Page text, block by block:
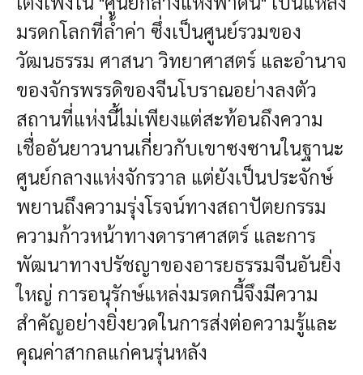
มรดกโลกที่ล้ำค่า ซึ่งเป็นศูนย์รวมของ
วัฒนธรรม ศาสนา วิทยาศาสตร์ และอำนาจ
ของจักรพรรดิของจีนโบราณอย่างลงตัว
สถานที่แห่งนี้ไม่เพียงแต่สะท้อนถึงความ
เชื่ออันยาวนานเกี่ยวกับเขาซงซานในฐานะ
ศูนย์กลางแห่งจักรวาล แต่ยังเป็นประจักษ์
พยานถึงความรุ่งโรจน์ทางสถาปัตยกรรม
ความก้าวหน้าทางดาราศาสตร์ และการ
พัฒนาทางปรัชญาของอารยธรรมจีนอันยิ่ง
ใหญ่ การอนุรักษ์แหล่งมรดกนี้จึงมีความ
สำคัญอย่างยิ่งยวดในการส่งต่อความรู้และ
คุณค่าสากลแก่คนรุ่นหลัง